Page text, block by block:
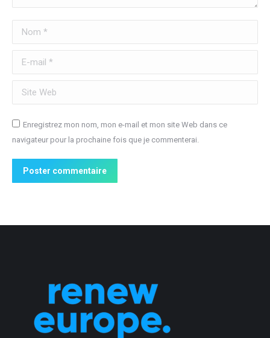
Nom *
E-mail *
Site Web
Enregistrez mon nom, mon e-mail et mon site Web dans ce
navigateur pour la prochaine fois que je commenterai.
Poster commentaire